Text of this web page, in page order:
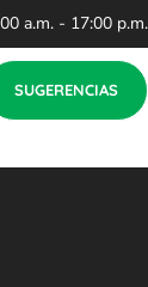
a.m. - 17:00 p.m.
SUGERENCIAS